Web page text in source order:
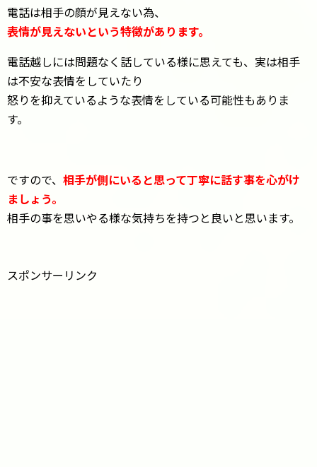
電話は相手の顔が見えない為、
表情が見えないという特徴があります。
電話越しには問題なく話している様に思えても、実は相手
は不安な表情をしていたり
怒りを抑えているような表情をしている可能性もありま
す。
ですので、 相手が側にいると思って丁寧に話す事を心がけ
ましょう。
相手の事を思いやる様な気持ちを持つと良いと思います。
スポンサーリンク